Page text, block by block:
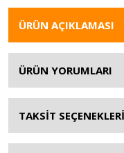
ÜRÜN AÇIKLAMASI
ÜRÜN YORUMLARI
TAKSİT SEÇENEKLERİ